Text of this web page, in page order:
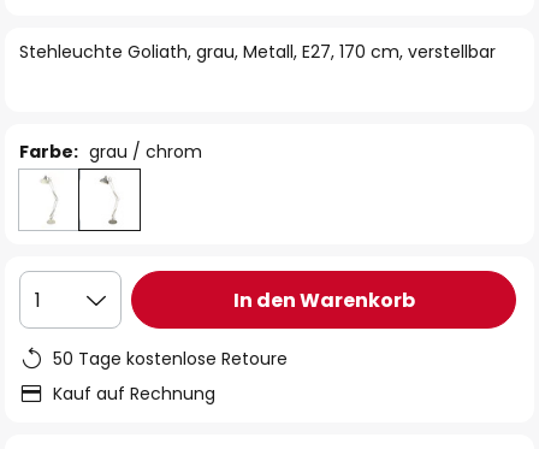
Stehleuchte Goliath, grau, Metall, E27, 170 cm, verstellbar
Farbe: grau / chrom
1 In den Warenkorb
50 Tage kostenlose Retoure
Kauf auf Rechnung